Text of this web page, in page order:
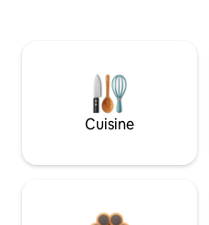
Cuisine